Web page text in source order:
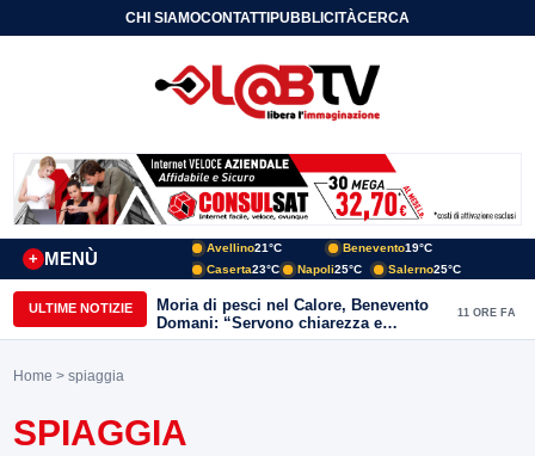
CHI SIAMOCONTATTIPUBBLICITÀCERCA
MENÙ
+
Avellino21°C Benevento19°C
Caserta23°C Napoli25°C Salerno25°C
ULTIME NOTIZIE
Moria di pesci nel Calore, Benevento
Domani: “Servono chiarezza e
approfondimenti sulla gestione
11 ORE FA
Home > spiaggia
SPIAGGIA